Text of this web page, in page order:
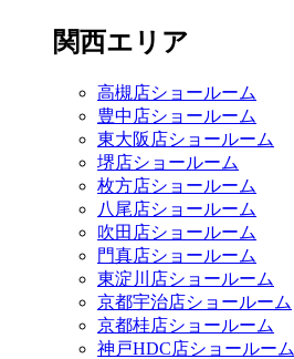
関西エリア
高槻店ショールーム
豊中店ショールーム
東大阪店ショールーム
堺店ショールーム
枚方店ショールーム
八尾店ショールーム
吹田店ショールーム
門真店ショールーム
東淀川店ショールーム
京都宇治店ショールーム
京都桂店ショールーム
神戸HDC店ショールーム